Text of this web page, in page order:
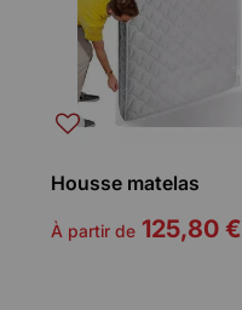
Housse matelas
À partir de125,80 €